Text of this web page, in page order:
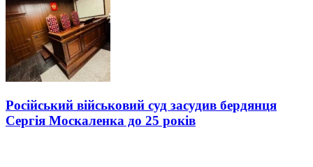
Російський військовий суд засудив бердянця
Сергія Москаленка до 25 років